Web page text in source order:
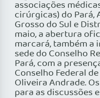
associações
cirúrgicas) do Pará,
Grosso do Sul e
maio, a abertura
marcará, também a
sede do Conselho
Pará, com a
Conselho Federal
Oliveira Andrade.
para as discussões